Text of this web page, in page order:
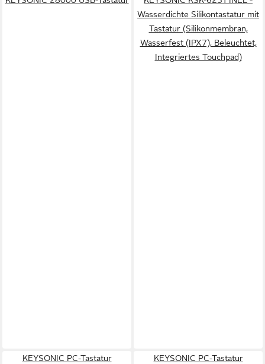
Wasserdichte Silikontastatur mit
Tastatur (Silikonmembran,
Wasserfest (IPX7), Beleuchtet,
Integriertes Touchpad)
KEYSONIC PC-Tastatur KEYSONIC PC-Tastatur